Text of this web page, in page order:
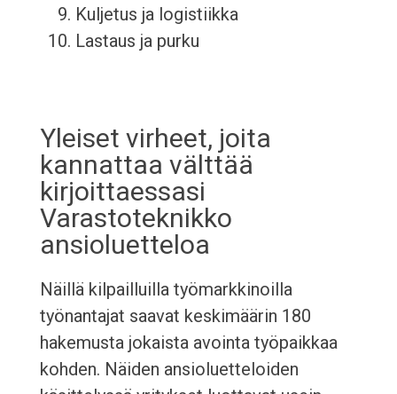
Kuljetus ja logistiikka
Lastaus ja purku
Yleiset virheet, joita
kannattaa välttää
kirjoittaessasi
Varastoteknikko
ansioluetteloa
Näillä kilpailluilla työmarkkinoilla
työnantajat saavat keskimäärin 180
hakemusta jokaista avointa työpaikkaa
kohden. Näiden ansioluetteloiden